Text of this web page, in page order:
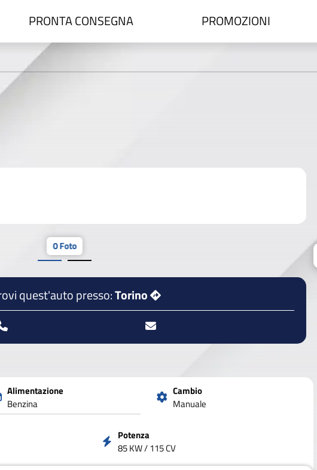
PRONTA CONSEGNA PROMOZIONI
0 Foto
quest'auto presso:Torino
Alimentazione
Benzina
Cambio
Manuale
Potenza
85 KW / 115 CV